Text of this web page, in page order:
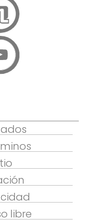
libre